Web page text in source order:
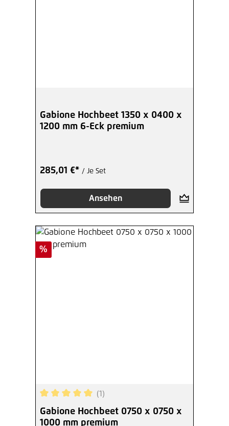
Gabione Hochbeet 1350 x 0400 x
1200 mm 6-Eck premium
285,01 €* / Je Set
Ansehen
Rabatt
%
Durchschnittliche Bewertung von 5 von 5
(1)
Gabione Hochbeet 0750 x 0750 x
1000 mm premium